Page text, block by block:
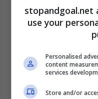
stopandgoal.net
use your
Personalised
content
services
Store and/or